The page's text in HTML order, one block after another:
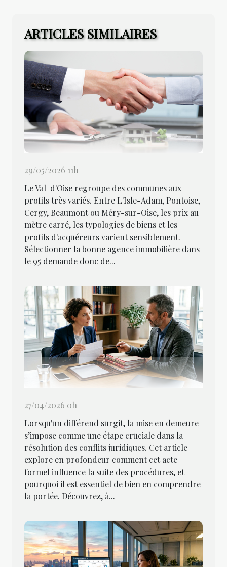
ARTICLES SIMILAIRES
29/05/2026 11h
Le Val-d'Oise regroupe des communes aux
profils très variés. Entre L'Isle-Adam, Pontoise,
Cergy, Beaumont ou Méry-sur-Oise, les prix au
mètre carré, les typologies de biens et les
profils d'acquéreurs varient sensiblement.
Sélectionner la bonne agence immobilière dans
le 95 demande donc de...
27/04/2026 0h
Lorsqu'un différend surgit, la mise en demeure
s’impose comme une étape cruciale dans la
résolution des conflits juridiques. Cet article
explore en profondeur comment cet acte
formel influence la suite des procédures, et
pourquoi il est essentiel de bien en comprendre
la portée. Découvrez, à...